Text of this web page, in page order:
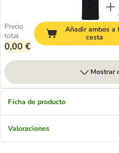
Precio
total
0,00 €
Añadir ambos a
cesta
Mostrar
Ficha de producto
Valoraciones